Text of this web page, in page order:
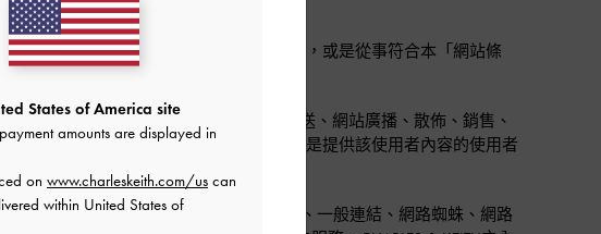
之書面授權，並在允許的範圍內進行使用，或是從事符合本「網站條
版、展示、傳達、傳輸、廣播、網路放送、網站廣播、散佈、銷售、
& KEITH與該使用者之書面授權，或您即是提供該使用者內容的使用者
之書面授權，禁止以框架連結、鏡像連結、一般連結、網路蜘蛛、網路
States of America site
amounts are displayed in
on www.charleskeith.com/us can
within United States of